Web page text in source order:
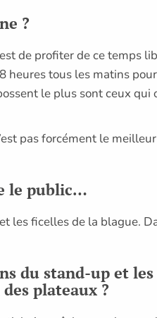
?
de profiter de ce temps
heures tous les matins
le plus sont ceux qui
pas forcément le
le public…
les ficelles de la blague.
du stand-up et
plateaux ?